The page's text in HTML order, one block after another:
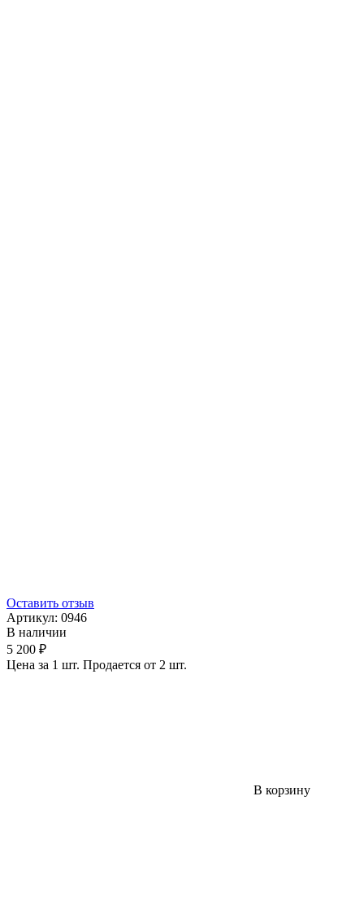
Оставить отзыв
Артикул: 0946
В наличии
5 200 ₽
Цена за 1 шт. Продается от 2 шт.
В корзину